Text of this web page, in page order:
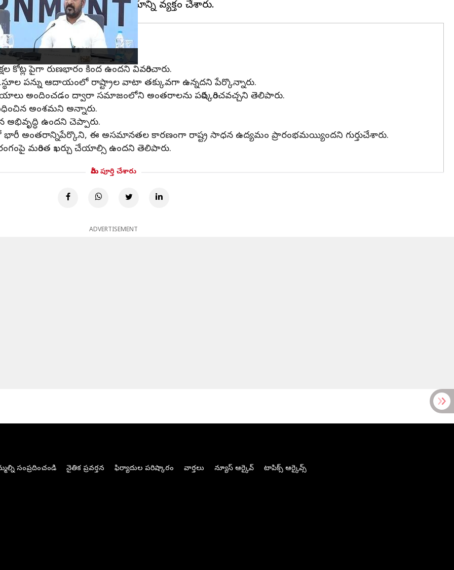
కోట్ల పైగా రుణభారం కింద ఉందని వివరించారు.
పన్ను ఆదాయంలో రాష్ట్రాల వాటా తక్కువగా ఉన్నదని పేర్కొన్నారు.
అందించడం ద్వారా సమాజంలోని అంతరాలను పరిష్కరించవచ్చని తెలిపారు.
అంశమని అన్నారు.
అభివృద్ధి ఉందని చెప్పారు.
అంతరాన్నిపేర్కొని, ఈ అసమానతల కారణంగా రాష్ట్ర సాధన ఉద్యమం ప్రారంభమయ్యిందని గుర్తుచేశారు.
మరింత ఖర్చు చేయాల్సి ఉందని తెలిపారు.
మీరు పూర్తి చేశారు
ADVERTISEMENT
సంప్రదించండి నైతిక ప్రవర్తన ఫిర్యాదుల పరిష్కారం వార్తలు న్యూస్ ఆర్కైవ్ టాపిక్స్ ఆర్కైవ్స్